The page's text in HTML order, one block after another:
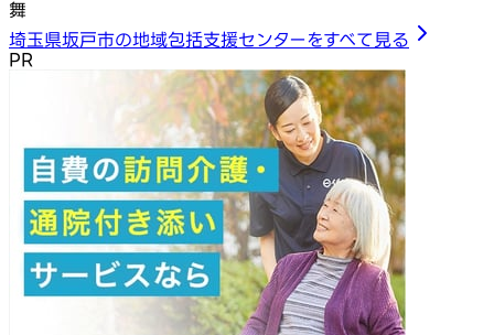
舞
埼玉県坂戸市の地域包括支援センターをすべて見る
PR